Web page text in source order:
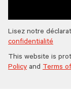
Lisez notre
confidentialité
This website is
Policy and Terms